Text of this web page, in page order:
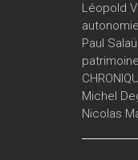
Léopold
Paul
Michel
Nicolas